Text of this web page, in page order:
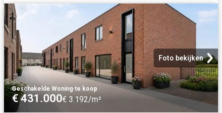
Foto bekijken
Geschakelde Woning·te koop
€ 431.000€ 3.192/m²